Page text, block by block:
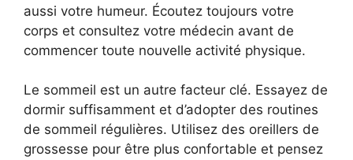
aussi votre humeur. Écoutez toujours votre
corps et consultez votre médecin avant de
commencer toute nouvelle activité physique.
Le sommeil est un autre facteur clé. Essayez de
dormir suffisamment et d’adopter des routines
de sommeil régulières. Utilisez des oreillers de
grossesse pour être plus confortable et pensez